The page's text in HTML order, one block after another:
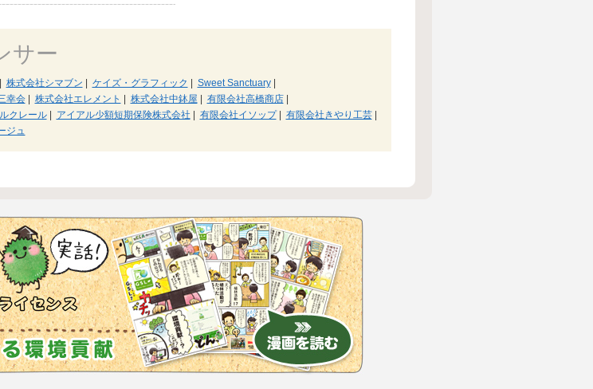
サー
株式会社シマブン ケイズ・グラフィック Sweet Sanctuary|
幸会| 株式会社エレメント 株式会社中鉢屋 有限会社高橋商店|
クレール| アイアル少額短期保険株式会社 有限会社イソップ| 有限会社きやり工芸|
ジュ